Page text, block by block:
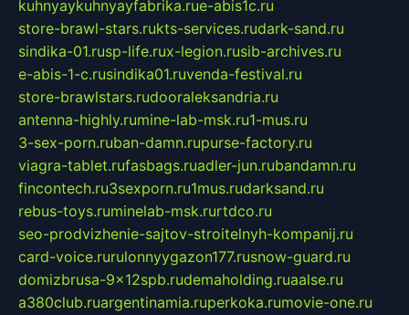
kuhnyaykuhnyayfabrika.rue-abis1c.ru
store-brawl-stars.rukts-services.rudark-sand.ru
sindika-01.rusp-life.rux-legion.rusib-archives.ru
e-abis-1-c.rusindika01.ruvenda-festival.ru
store-brawlstars.rudooraleksandria.ru
antenna-highly.rumine-lab-msk.ru1-mus.ru
3-sex-porn.ruban-damn.rupurse-factory.ru
viagra-tablet.rufasbags.ruadler-jun.rubandamn.ru
fincontech.ru3sexporn.ru1mus.rudarksand.ru
rebus-toys.ruminelab-msk.rurtdco.ru
seo-prodvizhenie-sajtov-stroitelnyh-kompanij.ru
card-voice.rurulonnyygazon177.rusnow-guard.ru
domizbrusa-9x12spb.rudemaholding.ruaalse.ru
a380club.ruargentinamia.ruperkoka.rumovie-one.ru